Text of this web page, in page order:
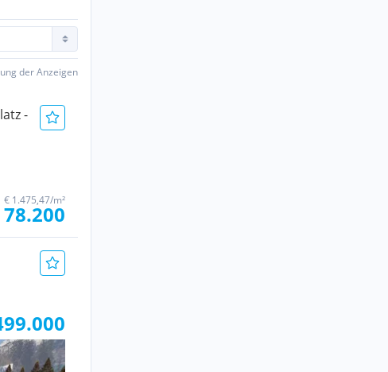
der Anzeigen
-
€ 1.475,47/m²